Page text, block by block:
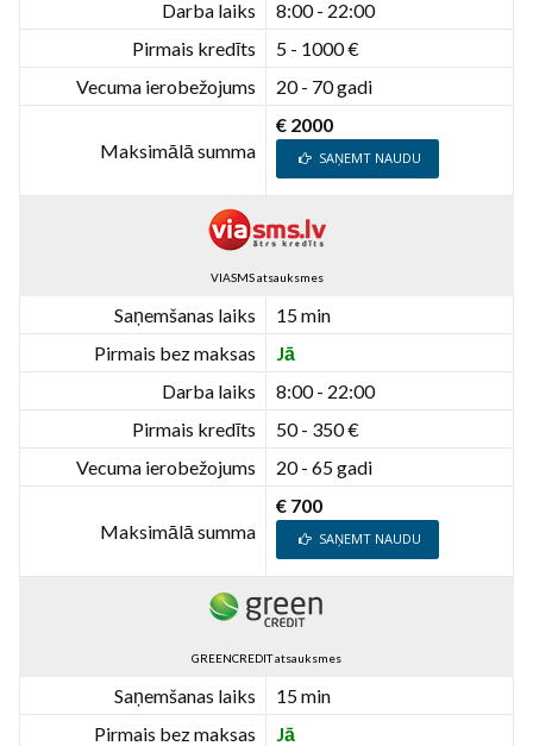
Darba laiks
8:00 - 22:00
Pirmais kredīts
5 - 1000 €
Vecuma ierobežojums
20 - 70 gadi
Maksimālā summa
€ 2000
SAŅEMT NAUDU
VIASMS atsauksmes
Saņemšanas laiks
15 min
Pirmais bez maksas
Jā
Darba laiks
8:00 - 22:00
Pirmais kredīts
50 - 350 €
Vecuma ierobežojums
20 - 65 gadi
Maksimālā summa
€ 700
SAŅEMT NAUDU
GREENCREDIT atsauksmes
Saņemšanas laiks
15 min
Pirmais bez maksas
Jā